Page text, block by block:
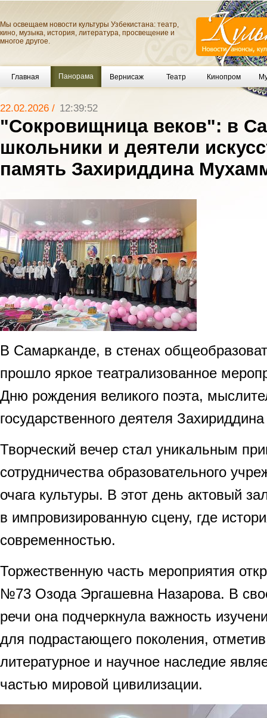
Мы освещаем новости культуры Узбекистана: театр,
кино, музыка, история, литература, просвещение и
многое другое.
Главная Панорама Вернисаж Театр Кинопром
22.02.2026 / 12:39:52
"Сокровищница веков": в
школьники и деятели
память Захириддина
В Самарканде, в стенах
прошло яркое театрализованное
Дню рождения великого поэта,
государственного деятеля
Творческий вечер стал уникальным
сотрудничества образовательного
очага культуры. В этот день актовый
в импровизированную сцену, где
современностью.
Торжественную часть мероприятия
№73 Озода Эргашевна Назарова. В
речи она подчеркнула важность
для подрастающего поколения,
литературное и научное наследие
частью мировой цивилизации.